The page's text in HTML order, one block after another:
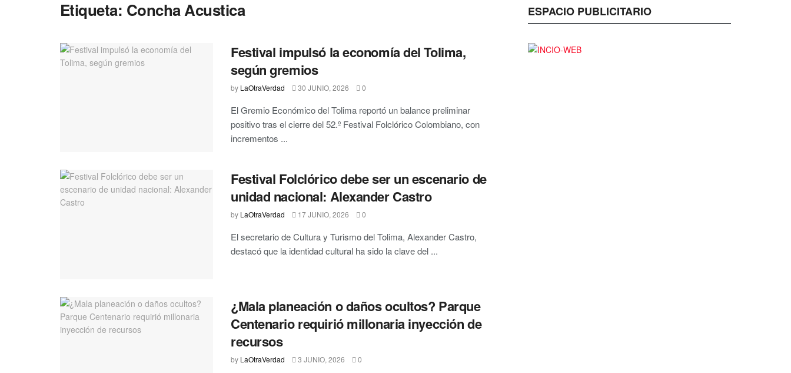
Etiqueta: Concha Acustica
Festival impulsó la economía del Tolima,
según gremios
by LaOtraVerdad 30 JUNIO, 2026 0
El Gremio Económico del Tolima reportó un balance preliminar
positivo tras el cierre del 52.º Festival Folclórico Colombiano, con
incrementos ...
Festival Folclórico debe ser un escenario de
unidad nacional: Alexander Castro
by LaOtraVerdad 17 JUNIO, 2026 0
El secretario de Cultura y Turismo del Tolima, Alexander Castro,
destacó que la identidad cultural ha sido la clave del ...
¿Mala planeación o daños ocultos? Parque
Centenario requirió millonaria inyección de
recursos
by LaOtraVerdad 3 JUNIO, 2026 0
ESPACIO PUBLICITARIO